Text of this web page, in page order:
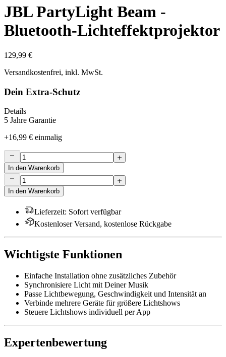
JBL PartyLight Beam -
Bluetooth-Lichteffektprojektor
129,99 €
Versandkostenfrei, inkl. MwSt.
Dein Extra-Schutz
Details
5 Jahre Garantie
+16,99 € einmalig
In den Warenkorb
In den Warenkorb
Lieferzeit: Sofort verfügbar
Kostenloser Versand, kostenlose Rückgabe
Wichtigste Funktionen
Einfache Installation ohne zusätzliches Zubehör
Synchronisiere Licht mit Deiner Musik
Passe Lichtbewegung, Geschwindigkeit und Intensität an
Verbinde mehrere Geräte für größere Lichtshows
Steuere Lichtshows individuell per App
Expertenbewertung